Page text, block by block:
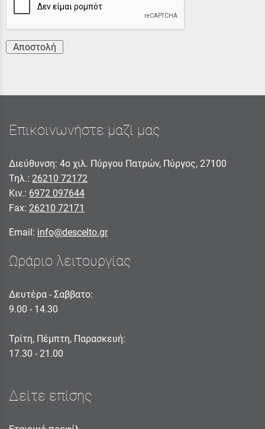
Αποστολή
Επικοινωνήστε μαζί μας
Διεύθυνση: 4ο χιλ. Πύργου Πατρών, Πύργος, 27100
Τηλ.: 26210 72172
Κιν.: 6972 097644
Fax: 26210 72171
Email: info@descelto.gr
Ωράριο λειτουργίας
Δευτέρα - Σαββατο:
9.00 - 14.30
Τρίτη, Πέμπτη, Παρασκευή:
17.30 - 21.00
Δείτε επίσης